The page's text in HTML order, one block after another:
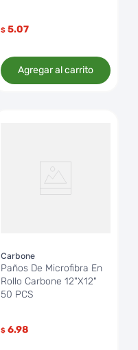
$ 5.07
Agregar al carrito
Carbone
Paños De Microfibra En
Rollo Carbone 12"X12"
50 PCS
$ 6.98